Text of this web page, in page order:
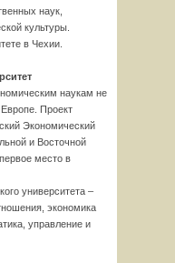
наук,
культуры.
в Чехии.
наукам не
Проект
Экономический
и Восточной
место в
университета –
экономика
управление и